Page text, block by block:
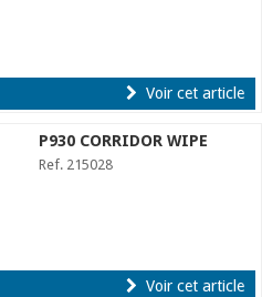
Voir cet article
P930 CORRIDOR WIPE
Ref. 215028
Voir cet article